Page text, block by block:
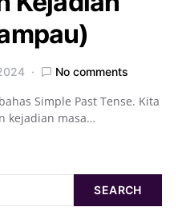
No comments
Simple Past Tense. Kita
kejadian masa…
SEARCH